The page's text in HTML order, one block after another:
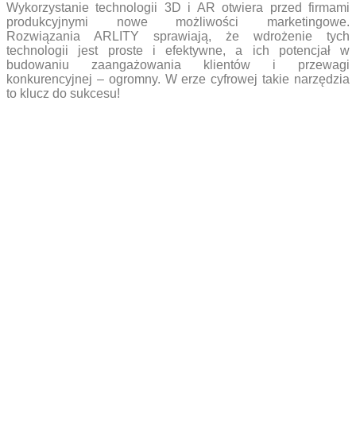
Wykorzystanie technologii 3D i AR otwiera przed firmami
produkcyjnymi nowe możliwości marketingowe.
Rozwiązania ARLITY sprawiają, że wdrożenie tych
technologii jest proste i efektywne, a ich potencjał w
budowaniu zaangażowania klientów i przewagi
konkurencyjnej – ogromny. W erze cyfrowej takie narzędzia
to klucz do sukcesu!